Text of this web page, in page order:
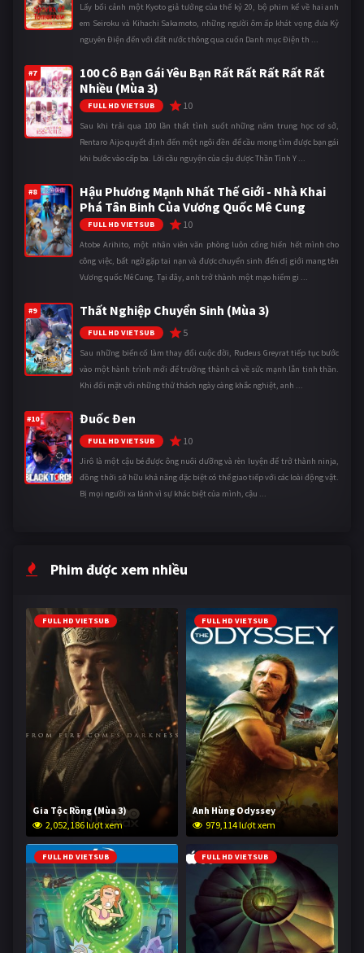
Lấy bối cảnh một Kyoto giả tưởng của thế kỷ 20, bộ phim kể về hai anh
em Seiroku và Kihachi Sakamoto, những người ôm ấp khát vọng đưa Kỷ
nguyên Điện đến với đất nước thông qua cuốn Danh mục Điện th ...
#7
100 Cô Bạn Gái Yêu Bạn Rất Rất Rất Rất Rất
Nhiều (Mùa 3)
FULL HD VIETSUB 10
Sau khi trải qua 100 lần thất tình suốt những năm trung học cơ sở,
Rentaro Aijo quyết định đến một ngôi đền để cầu mong tìm được bạn gái
khi bước vào cấp ba. Lời cầu nguyện của cậu được Thần Tình Y ...
#8
Hậu Phương Mạnh Nhất Thế Giới - Nhà Khai
Phá Tân Binh Của Vương Quốc Mê Cung
FULL HD VIETSUB 10
Atobe Arihito, một nhân viên văn phòng luôn cống hiến hết mình cho
công việc, bất ngờ gặp tai nạn và được chuyển sinh đến dị giới mang tên
Vương quốc Mê Cung. Tại đây, anh trở thành một mạo hiểm gi ...
#9 Thất Nghiệp Chuyển Sinh (Mùa 3)
FULL HD VIETSUB 5
Sau những biến cố làm thay đổi cuộc đời, Rudeus Greyrat tiếp tục bước
vào một hành trình mới để trưởng thành cả về sức mạnh lẫn tinh thần.
Khi đối mặt với những thử thách ngày càng khắc nghiệt, anh ...
#10 Đuốc Đen
FULL HD VIETSUB 10
Jirô là một cậu bé được ông nuôi dưỡng và rèn luyện để trở thành ninja,
đồng thời sở hữu khả năng đặc biệt có thể giao tiếp với các loài động vật.
Bị mọi người xa lánh vì sự khác biệt của mình, cậu ...
Phim được xem nhiều
FULL HD VIETSUB
Gia Tộc Rồng (Mùa 3)
2,052,186 lượt xem
FULL HD VIETSUB
Anh Hùng Odyssey
979,114 lượt xem
FULL HD VIETSUB FULL HD VIETSUB